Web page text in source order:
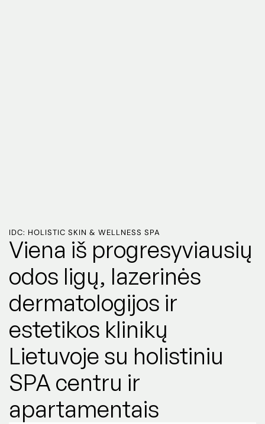
IDC: HOLISTIC SKIN & WELLNESS SPA
Viena iš progresyviausių
odos ligų, lazerinės
dermatologijos ir
estetikos klinikų
Lietuvoje su holistiniu
SPA centru ir
apartamentais